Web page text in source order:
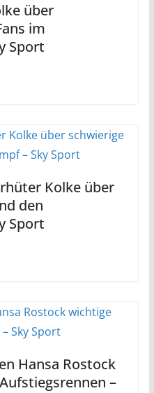
über
im
Sport
Kolke über
den
Sport
Hansa Rostock
–